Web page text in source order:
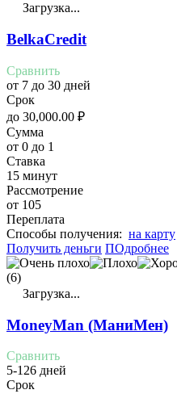
Загрузка...
BelkaCredit
Сравнить
от 7 до 30 дней
Срок
до 30,000.00 ₽
Сумма
от 0 до 1
Ставка
15 минут
Рассмотрение
от 105
Переплата
Cпособы получения: на карту
Получить деньги ПОдробнее
(6)
Загрузка...
MoneyMan (МаниМен)
Сравнить
5-126 дней
Срок